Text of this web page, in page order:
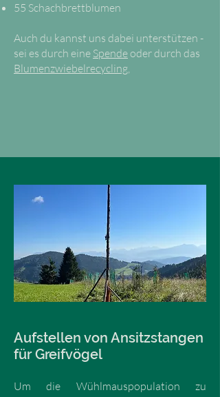
55 Schachbrettblumen
Auch du kannst uns dabei unterstützen -
sei es durch eine Spendeoder durch das
Blumenzwiebelrecycling,
Aufstellen von Ansitzstangen
für Greifvögel
Um die Wühlmauspopulation zu